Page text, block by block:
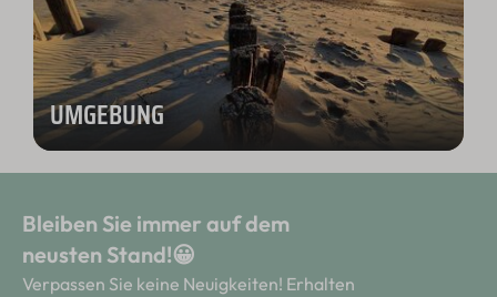
UMGEBUNG
Bleiben Sie immer auf dem
neusten Stand!😀
Verpassen Sie keine Neuigkeiten! Erhalten